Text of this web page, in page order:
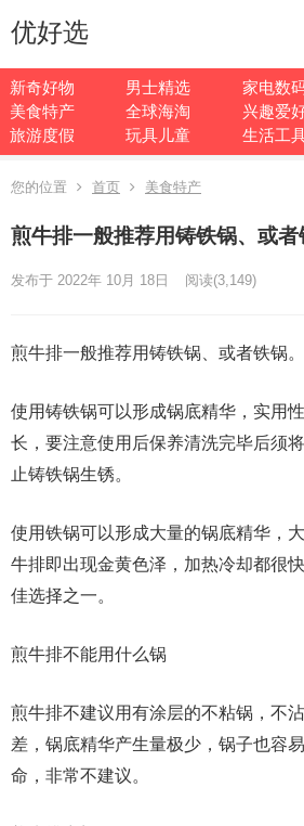
优好选
新奇好物 男士精选 家电数
美食特产
全球海淘 兴趣爱
旅游度假
玩具儿童 生活工
您的位置 首页 美食特产
煎牛排一般推荐用铸铁锅、或者
发布于 2022年 10月 18日 阅读(3,149)
煎牛排一般推荐用铸铁锅、或者铁锅。
使用铸铁锅可以形成锅底精华，实用
长，要注意使用后保养清洗完毕后须
止铸铁锅生锈。
使用铁锅可以形成大量的锅底精华，
牛排即出现金黄色泽，加热冷却都很
佳选择之一。
煎牛排不能用什么锅
煎牛排不建议用有涂层的不粘锅，不
差，锅底精华产生量极少，锅子也容
命，非常不建议。